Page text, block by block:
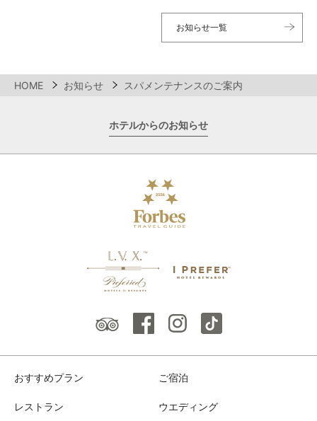
お知らせ一覧
HOME お知らせ スパメンテナンスのご案内
ホテルからのお知らせ
おすすめプラン ご宿泊
レストラン ウエディング